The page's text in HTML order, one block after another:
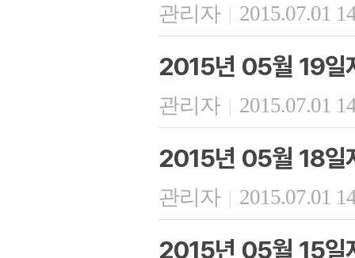
관리자 | 2015.07.01
2015년 05월 19일
관리자 | 2015.07.01
2015년 05월 18일
관리자 | 2015.07.01
2015년 05월 15일